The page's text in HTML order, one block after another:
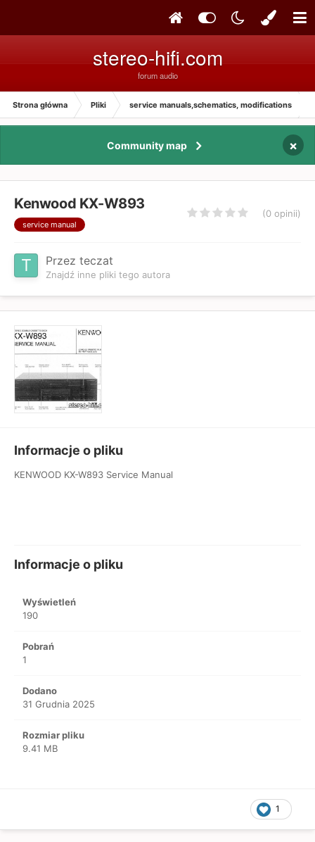
stereo-hifi.com
forum audio
Strona główna Pliki service manuals,schematics, modifications
Community map ×
Kenwood KX-W893
service manual
(0 opinii)
Przez teczat
Znajdź inne pliki tego autora
Informacje o pliku
KENWOOD KX-W893 Service Manual
Informacje o pliku
Wyświetleń
190
Pobrań
1
Dodano
31 Grudnia 2025
Rozmiar pliku
9.41 MB
1